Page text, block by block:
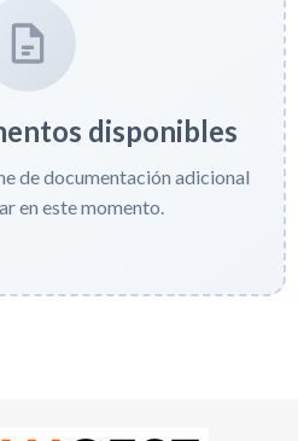
disponibles
de documentación adicional
en este momento.